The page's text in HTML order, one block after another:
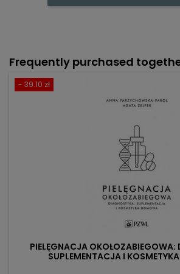
Frequently purchased
- 39.10 zł
PIELĘGNACJA OKOŁOZABIEGOWA:
SUPLEMENTACJA I